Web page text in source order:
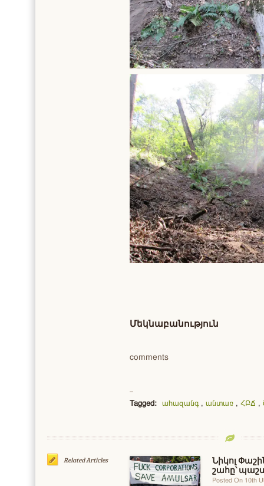
Մեկնաբանություն
comments
Tagged: ահազանգ, անտառ , ՀԲՃ ,
Related Articles
Նիկոլ
շահը՝
Posted On 10th